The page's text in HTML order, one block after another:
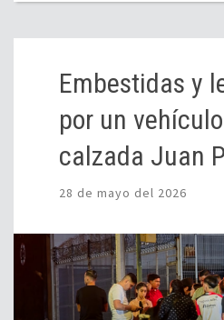
Embestidas y
por un
calzada Juan
28 de mayo del 2026